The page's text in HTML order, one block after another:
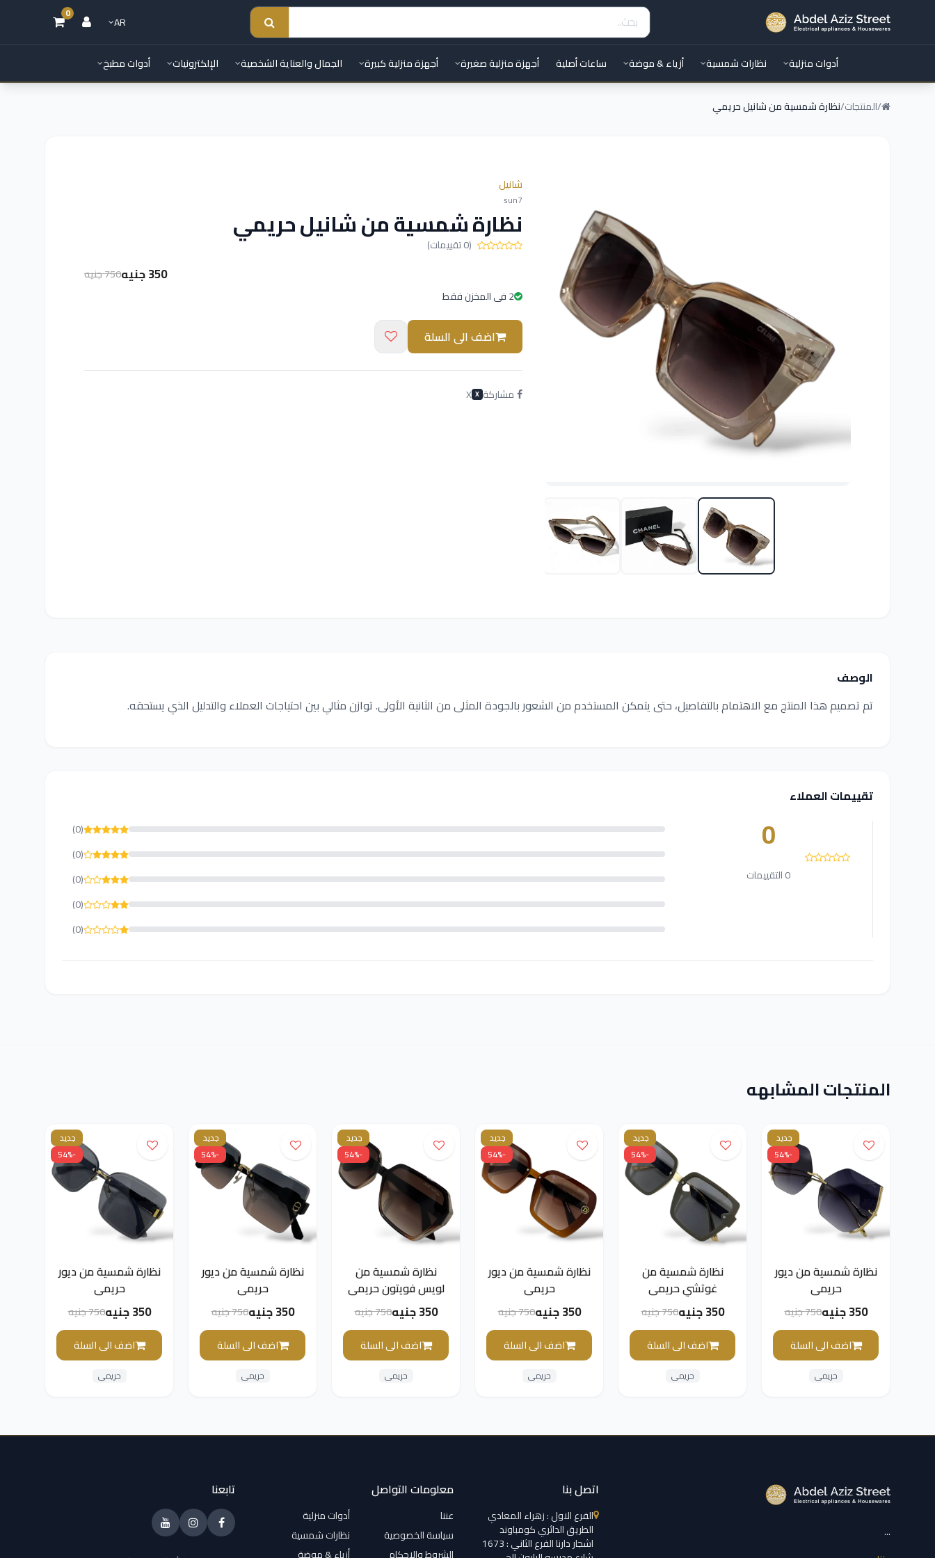
AR
0
أدوات منزلية نظارات شمسية أزياء & موضة ساعات أصلية أجهزة منزلية صغيرة أجهزة منزلية كبيرة الجمال والعناية الشخصية الإلكترونيات أدوات مطبخ
/المنتجات/نظارة شمسية من شانيل حريمي
شانيل
sun7
نظارة شمسية من شانيل حريمي
(0 تقييمات)
350 جنيه 750 جنيه
2 فى المخزن فقط
اضف الى السلة
مشاركة X
X
الوصف
تم تصميم هذا المنتج مع الاهتمام بالتفاصيل، حتى يتمكن المستخدم من الشعور بالجودة المثلى من الثانية الأولى. توازن مثالي بين احتياجات العملاء والتدليل الذي يستحقه.
تقييمات العملاء
0
0 التقييمات
(0)
(0)
(0)
(0)
(0)
المنتجات المشابهه
جديد
-54%
نظارة شمسية من ديور
حريمي
350 جنيه 750 جنيه
اضف الى السلة
حريمى
جديد
-54%
نظارة شمسية من
غوتشي حريمي
350 جنيه 750 جنيه
اضف الى السلة
حريمى
جديد
-54%
نظارة شمسية من ديور
حريمي
350 جنيه 750 جنيه
اضف الى السلة
حريمى
جديد
-54%
نظارة شمسية من
لويس فويتون حريمي
350 جنيه 750 جنيه
اضف الى السلة
حريمى
جديد
-54%
نظارة شمسية من ديور
حريمي
350 جنيه 750 جنيه
اضف الى السلة
حريمى
جديد
-54%
نظارة شمسية من ديور
حريمي
350 جنيه 750 جنيه
اضف الى السلة
حريمى
...
اتصل بنا
الفرع الاول : زهراء المعادي
الطريق الدائري كومباوند
اشجار دارنا الفرع الثاني : 1673
معلومات التواصل
عننا
سياسة الخصوصية
أدوات منزلية
نظارات شمسية
تابعنا